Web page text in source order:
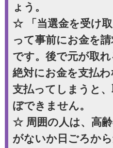
ょう。
☆ 「当選金を受け
って事前にお金を
です。後で元が取れ
絶対にお金を支払わ
支払ってしまうと
ぼできません。
☆ 周囲の人は、高
がないか日ごろか